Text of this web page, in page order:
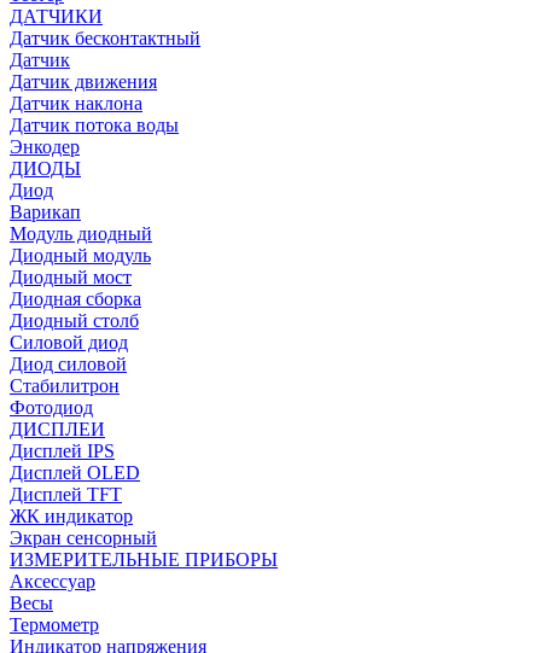
ДАТЧИКИ
Датчик бесконтактный
Датчик
Датчик движения
Датчик наклона
Датчик потока воды
Энкодер
ДИОДЫ
Диод
Варикап
Модуль диодный
Диодный модуль
Диодный мост
Диодная сборка
Диодный столб
Силовой диод
Диод силовой
Стабилитрон
Фотодиод
ДИСПЛЕИ
Дисплей IPS
Дисплей OLED
Дисплей TFT
ЖК индикатор
Экран сенсорный
ИЗМЕРИТЕЛЬНЫЕ ПРИБОРЫ
Аксессуар
Весы
Термометр
Индикатор напряжения